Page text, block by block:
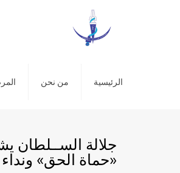
الرئيسية من نحن
جلالة الســلطان
«حماة الحق» ونداء